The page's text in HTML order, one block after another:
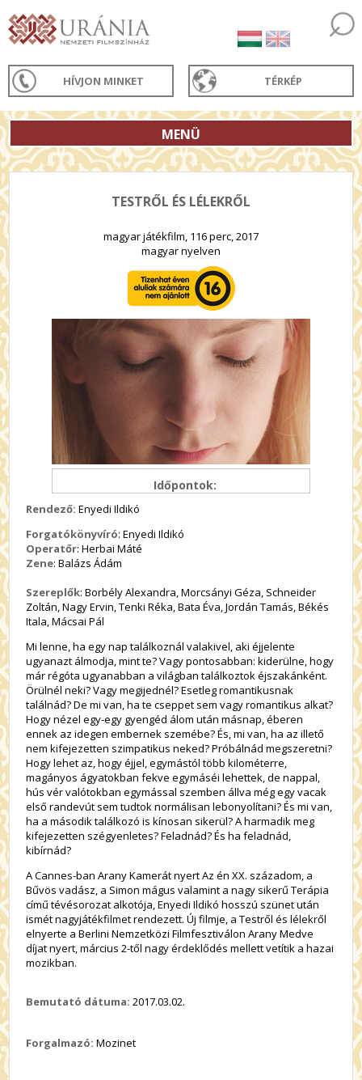
HÍVJON MINKET TÉRKÉP
MENÜ
TESTRŐL ÉS LÉLEKRŐL
magyar játékfilm, 116 perc, 2017
magyar nyelven
Időpontok:
Rendező: Enyedi Ildikó
Forgatókönyvíró: Enyedi Ildikó
Operatőr: Herbai Máté
Zene: Balázs Ádám
Szereplők: Borbély Alexandra, Morcsányi Géza, Schneider
Zoltán, Nagy Ervin, Tenki Réka, Bata Éva, Jordán Tamás, Békés
Itala, Mácsai Pál
Mi lenne, ha egy nap találkoznál valakivel, aki éjjelente
ugyanazt álmodja, mint te? Vagy pontosabban: kiderülne, hogy
már régóta ugyanabban a világban találkoztok éjszakánként.
Örülnél neki? Vagy megijednél? Esetleg romantikusnak
találnád? De mi van, ha te cseppet sem vagy romantikus alkat?
Hogy nézel egy-egy gyengéd álom után másnap, éberen
ennek az idegen embernek szemébe? És, mi van, ha az illető
nem kifejezetten szimpatikus neked? Próbálnád megszeretni?
Hogy lehet az, hogy éjjel, egymástól több kilométerre,
magányos ágyatokban fekve egymáséi lehettek, de nappal,
hús vér valótokban egymással szemben állva még egy vacak
első randevút sem tudtok normálisan lebonyolítani? És mi van,
ha a második találkozó is kínosan sikerül? A harmadik meg
kifejezetten szégyenletes? Feladnád? És ha feladnád,
kibírnád?
A Cannes-ban Arany Kamerát nyert Az én XX. századom, a
Bűvös vadász, a Simon mágus valamint a nagy sikerű Terápia
című tévésorozat alkotója, Enyedi Ildikó hosszú szünet után
ismét nagyjátékfilmet rendezett. Új filmje, a Testről és lélekről
elnyerte a Berlini Nemzetközi Filmfesztiválon Arany Medve
díjat nyert, március 2-től nagy érdeklődés mellett vetítik a hazai
mozikban.
Bemutató dátuma: 2017.03.02.
Forgalmazó: Mozinet